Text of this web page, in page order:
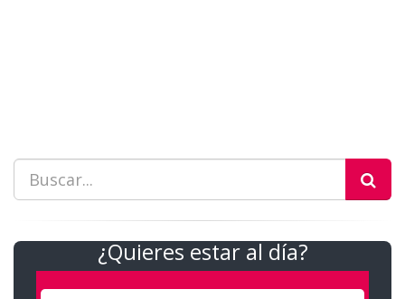
¿Quieres estar al día?